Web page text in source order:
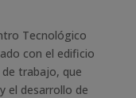
Tecnológico
con el edificio
trabajo, que
el desarrollo de